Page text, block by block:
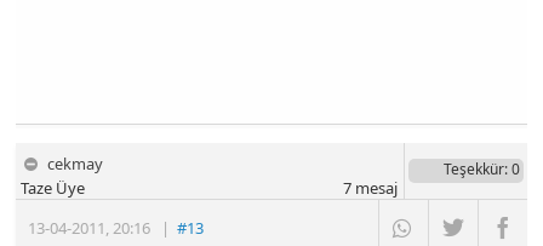
cekmay
13-04-2011,20:16 |#13
Taze Üye
Teşekkür: 0
7mesaj